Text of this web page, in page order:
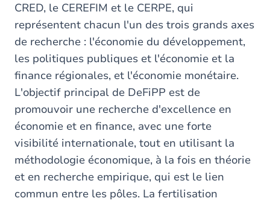
CRED, le CEREFIM et le CERPE, qui
représentent chacun l'un des trois grands axes
de recherche : l'économie du développement,
les politiques publiques et l'économie et la
finance régionales, et l'économie monétaire.
L'objectif principal de DeFiPP est de
promouvoir une recherche d'excellence en
économie et en finance, avec une forte
visibilité internationale, tout en utilisant la
méthodologie économique, à la fois en théorie
et en recherche empirique, qui est le lien
commun entre les pôles. La fertilisation